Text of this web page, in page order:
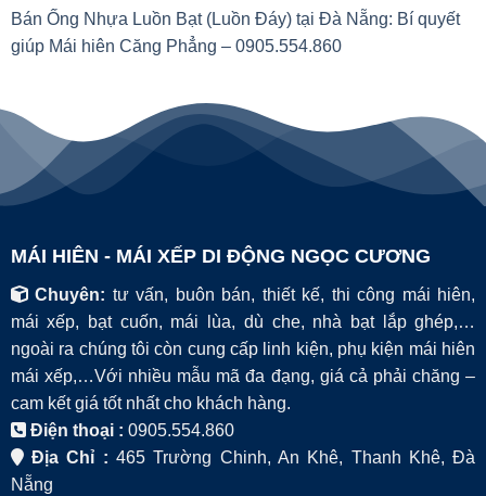
Bán Ống Nhựa Luồn Bạt (Luồn Đáy) tại Đà Nẵng: Bí quyết
giúp Mái hiên Căng Phẳng – 0905.554.860
MÁI HIÊN - MÁI XẾP DI ĐỘNG NGỌC CƯƠNG
Chuyên: tư vấn, buôn bán, thiết kế, thi công mái hiên,
mái xếp, bạt cuốn, mái lùa, dù che, nhà bạt lắp ghép,…
ngoài ra chúng tôi còn cung cấp linh kiện, phụ kiện mái hiên
mái xếp,…Với nhiều mẫu mã đa đạng, giá cả phải chăng –
cam kết giá tốt nhất cho khách hàng.
Điện thoại : 0905.554.860
Địa Chỉ : 465 Trường Chinh, An Khê, Thanh Khê, Đà
Nẵng